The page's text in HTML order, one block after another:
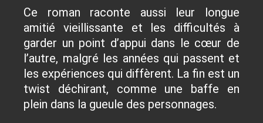
Ce roman raconte aussi leur longue
amitié vieillissante et les difficultés à
garder un point d’appui dans le cœur de
l’autre, malgré les années qui passent et
les expériences qui diffèrent. La fin est un
twist déchirant, comme une baffe en
plein dans la gueule des personnages.